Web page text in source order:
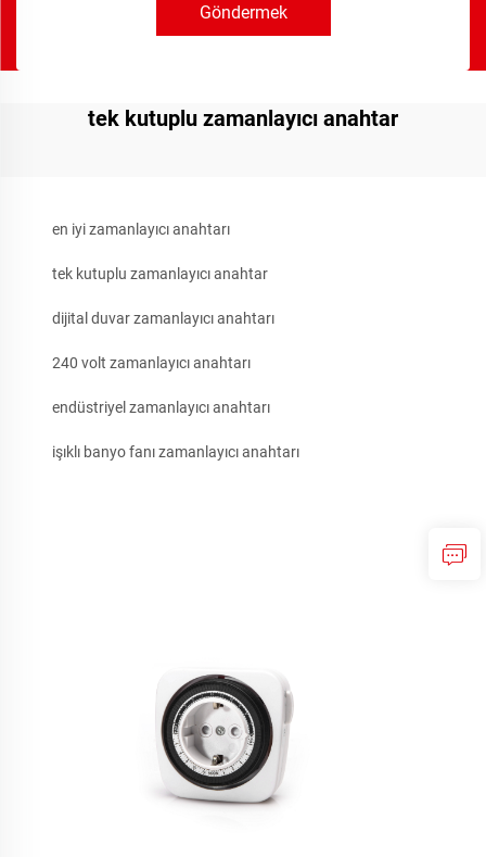
Göndermek
tek kutuplu zamanlayıcı anahtar
en iyi zamanlayıcı anahtarı
tek kutuplu zamanlayıcı anahtar
dijital duvar zamanlayıcı anahtarı
240 volt zamanlayıcı anahtarı
endüstriyel zamanlayıcı anahtarı
işıklı banyo fanı zamanlayıcı anahtarı